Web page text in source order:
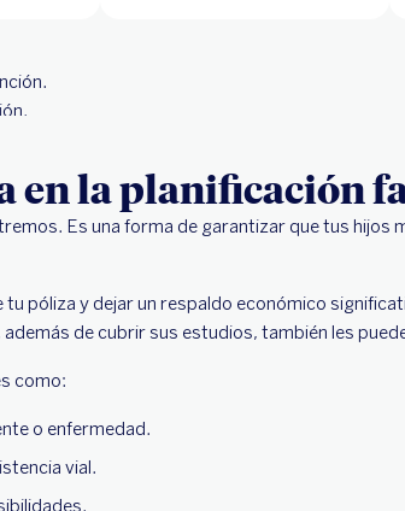
en la planificación
Es una forma de garantizar que tus
póliza y dejar un respaldo económico
de cubrir sus estudios, también les
como:
o enfermedad.
vial.